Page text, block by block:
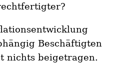
Beschäftigten
nichts beigetragen.